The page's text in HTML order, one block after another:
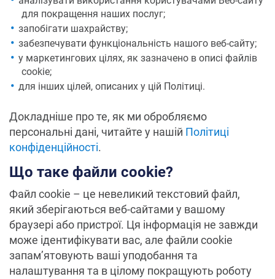
для покращення наших послуг;
запобігати шахрайству;
забезпечувати функціональність нашого веб-сайту;
у маркетингових цілях, як зазначено в описі файлів
cookie;
для інших цілей, описаних у цій Політиці.
Докладніше про те, як ми обробляємо
персональні дані, читайте у нашій Політиці
конфіденційності.
Що таке файли cookie?
Файл cookie – це невеликий текстовий файл,
який зберігаються веб-сайтами у вашому
браузері або пристрої. Ця інформація не завжди
може ідентифікувати вас, але файли cookie
запам’ятовують ваші уподобання та
налаштування та в цілому покращують роботу